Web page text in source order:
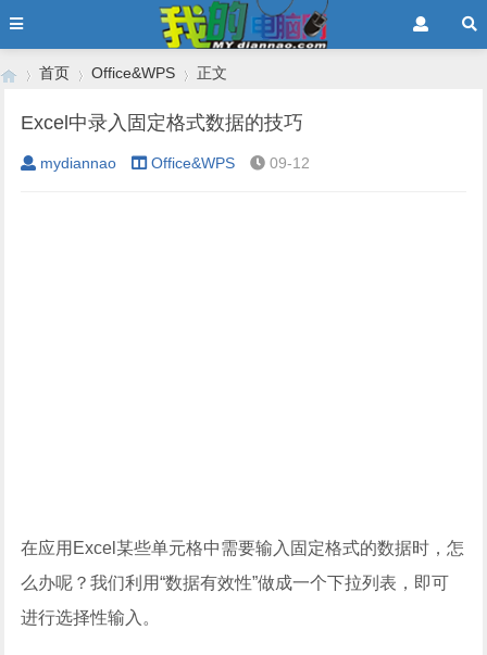
›
首页
›
Office&WPS
›
正文
Excel中录入固定格式数据的技巧
mydiannao Office&WPS 09-12
在应用Excel某些单元格中需要输入固定格式的数据时，怎
么办呢？我们利用“数据有效性”做成一个下拉列表，即可
进行选择性输入。